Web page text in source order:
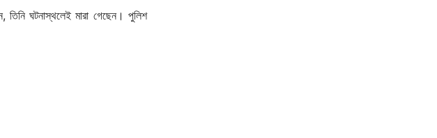
তিনি ঘটনাস্থলেই মারা গেছেন। পুলিশ